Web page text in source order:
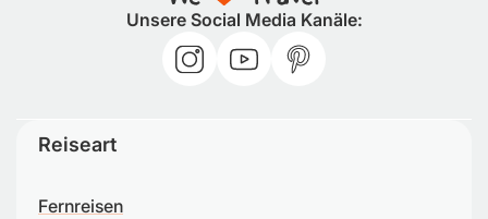
Unsere Social Media Kanäle:
Reiseart
Fernreisen